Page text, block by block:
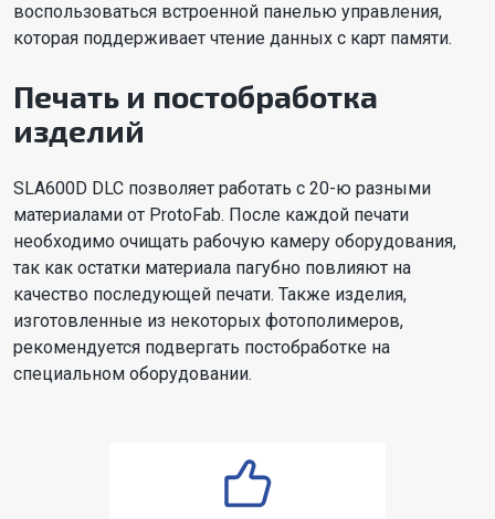
воспользоваться встроенной панелью управления,
которая поддерживает чтение данных с карт памяти.
Печать и постобработка
изделий
SLA600D DLC позволяет работать с 20-ю разными
материалами от ProtoFab. После каждой печати
необходимо очищать рабочую камеру оборудования,
так как остатки материала пагубно повлияют на
качество последующей печати. Также изделия,
изготовленные из некоторых фотополимеров,
рекомендуется подвергать постобработке на
специальном оборудовании.